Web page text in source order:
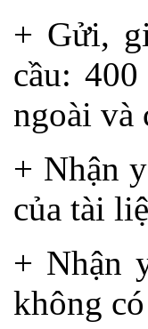
+ Gửi,
cầu:
ngoài và
+ Nhận
của tài
+ Nhận
không